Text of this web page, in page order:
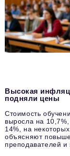
Высокая
подняли цены
Стоимость
выросла на 10,7%,
14%, на
объясняют
преподавателей и